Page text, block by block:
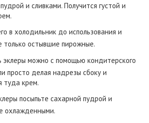
и сливками. Получится густой и
в холодильник до использования и
только остывшие пирожные.
эклеры можно с помощью кондитерского
просто делая надрезы сбоку и
туда крем.
посыпьте сахарной пудрой и
охлажденными.